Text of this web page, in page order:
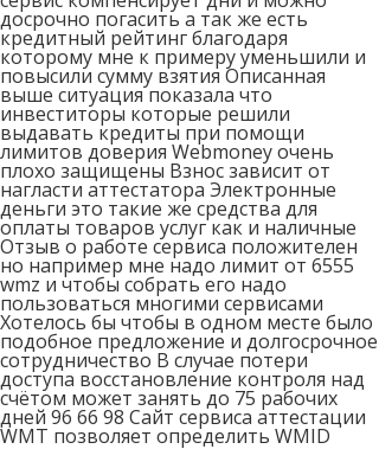
досрочно погасить а так же есть
кредитный рейтинг благодаря
которому мне к примеру уменьшили и
повысили сумму взятия Описанная
выше ситуация показала что
инвеститоры которые решили
выдавать кредиты при помощи
лимитов доверия Webmoney очень
плохо защищены Взнос зависит от
нагласти аттестатора Электронные
деньги это такие же средства для
оплаты товаров услуг как и наличные
Отзыв о работе сервиса положителен
но например мне надо лимит от 6555
wmz и чтобы собрать его надо
пользоваться многими сервисами
Хотелось бы чтобы в одном месте было
подобное предложение и долгосрочное
сотрудничество В случае потери
доступа восстановление контроля над
счётом может занять до 75 рабочих
дней 96 66 98 Сайт сервиса аттестации
WMT позволяет определить WMID